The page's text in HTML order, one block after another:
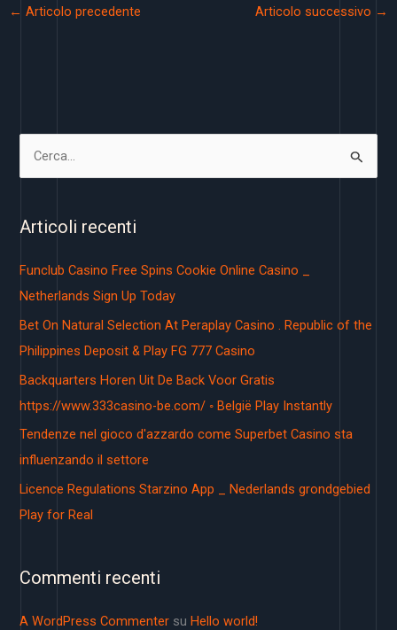
← Articolo precedente Articolo successivo →
c
a
:
Articoli recenti
Funclub Casino Free Spins Cookie Online Casino _
Netherlands Sign Up Today
Bet On Natural Selection At Peraplay Casino . Republic of the
Philippines Deposit & Play FG 777 Casino
Backquarters Horen Uit De Back Voor Gratis
https://www.333casino-be.com/ ◦ België Play Instantly
Tendenze nel gioco d'azzardo come Superbet Casino sta
influenzando il settore
Licence Regulations Starzino App _ Nederlands grondgebied
Play for Real
Commenti recenti
A WordPress Commenter suHello world!